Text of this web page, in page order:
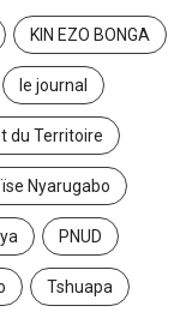
KIN EZO BONGA
le journal
du Territoire
Nyarugabo
PNUD
Tshuapa